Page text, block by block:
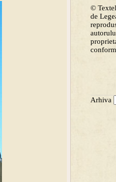
©
de
Arhiva